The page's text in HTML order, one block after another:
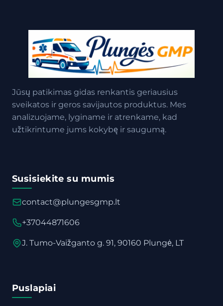
Jūsų patikimas gidas renkantis geriausius
sveikatos ir geros savijautos produktus. Mes
analizuojame, lyginame ir atrenkame, kad
užtikrintume jums kokybę ir saugumą.
Susisiekite su mumis
contact@plungesgmp.lt
+37044871606
J. Tumo-Vaižganto g. 91, 90160 Plungė, LT
Puslapiai